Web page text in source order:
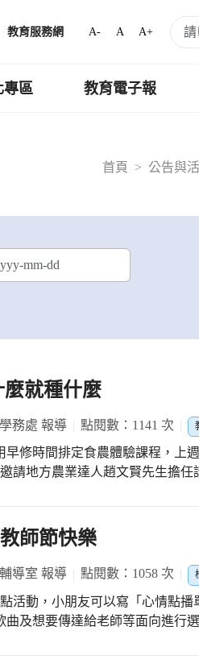
教育服務網 A- A A+
專區 教育電子報
首頁
公告與
就種什麼
務處 報導 點閱數：1141 次
早修時間排定食農體驗課程，上
請地方農業達人趙文賢先生擔任
民曆記載中部地區適合種植蔬菜
等蔬菜。在他說明後他進行分發
並說明水分與作物生長之間關係
於上午澆水一次就可以；但若連
師節快樂
導室 報導 點閱數：1058 次
活動，小朋友可以寫「心情點播
及想要傳達給老師等面向進行